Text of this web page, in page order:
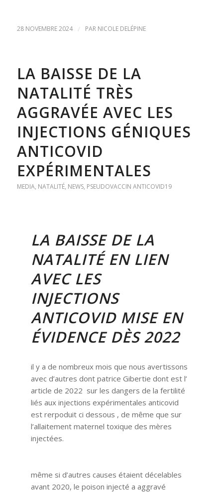
28 NOVEMBRE 2024 / PAR NICOLE DELÉPINE
LA BAISSE DE LA
NATALITÉ TRÈS
AGGRAVÉE AVEC LES
INJECTIONS GÉNIQUES
ANTICOVID
EXPÉRIMENTALES
MEDIA, NATALITÉ, NEWS, PSEUDOVACCIN ANTICOVID19
LA BAISSE DE LA
NATALITÉ EN LIEN
AVEC LES
INJECTIONS
ANTICOVID MISE EN
ÉVIDENCE DÈS 2022
il y a de nombreux mois que nous avertissons
avec d’autres dont patrice Gibertie dont est l’
article de 2022 sur les dangers de la fertilité
liés aux injections expérimentales anticovid
est rerpoduit ci dessous , de même que sur
l’allaitement maternel toxique des mères
injectées.
même si d’autres causes étaient décelables
avant 2020, le poison injecté a aggravé